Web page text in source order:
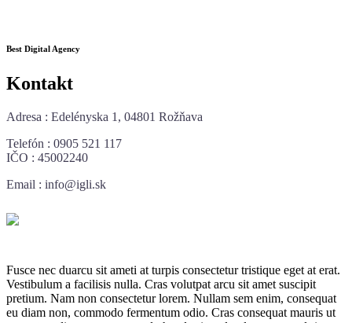
Best Digital Agency
Kontakt
Adresa : Edelényska 1, 04801 Rožňava
Telefón : 0905 521 117
IČO : 45002240
Email : info@igli.sk
Fusce nec duarcu sit ameti at turpis consectetur tristique eget at erat.
Vestibulum a facilisis nulla. Cras volutpat arcu sit amet suscipit
pretium. Nam non consectetur lorem. Nullam sem enim, consequat
eu diam non, commodo fermentum odio. Cras consequat mauris ut